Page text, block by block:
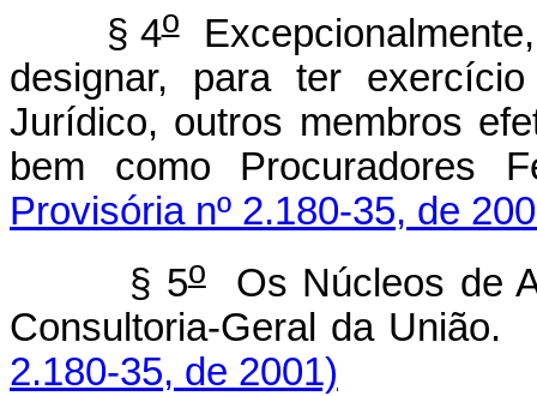
§ 4oExcepcionalmente,
designar, para ter
Jurídico, outros membros
bem como Procuradores
Provisória nº 2.180-35, de
§ 5oOs Núcleos de
Consultoria-Geral da
2.180-35, de 2001)